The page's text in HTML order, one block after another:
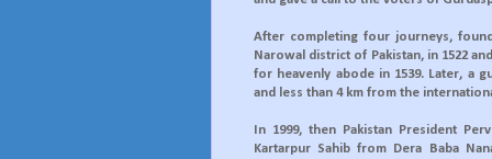
After completing four journeys,
Narowal district of Pakistan, in 1522
for heavenly abode in 1539. Later, a
and less than 4 km from the
In 1999, then Pakistan President
Kartarpur Sahib from Dera Baba